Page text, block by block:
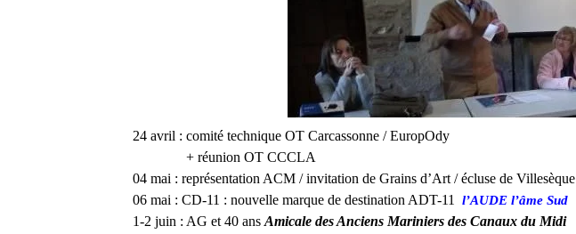
24 avril : comité technique OT Carcassonne / EuropOdy
+ réunion OT CCCLA
04 mai : représentation ACM / invitation de Grains d’Art / écluse de Villesèque
06 mai : CD-11 : nouvelle marque de destination ADT-11l’AUDE l’âme Sud
1-2 juin : AG et 40 ansAmicale des Anciens Mariniers des Canaux du Midi